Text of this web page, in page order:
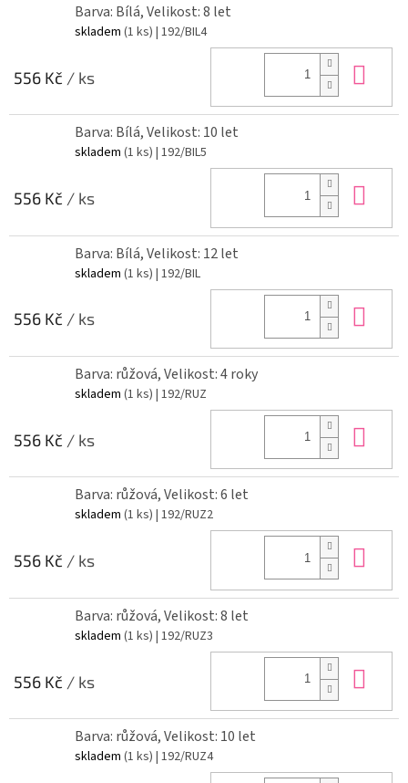
Barva: Bílá, Velikost: 8 let
skladem (1 ks) | 192/BIL4
556 Kč / ks
Barva: Bílá, Velikost: 10 let
skladem (1 ks) | 192/BIL5
556 Kč / ks
Barva: Bílá, Velikost: 12 let
skladem (1 ks) | 192/BIL
556 Kč / ks
Barva: růžová, Velikost: 4 roky
skladem (1 ks) | 192/RUZ
556 Kč / ks
Barva: růžová, Velikost: 6 let
skladem (1 ks) | 192/RUZ2
556 Kč / ks
Barva: růžová, Velikost: 8 let
skladem (1 ks) | 192/RUZ3
556 Kč / ks
Barva: růžová, Velikost: 10 let
skladem (1 ks) | 192/RUZ4